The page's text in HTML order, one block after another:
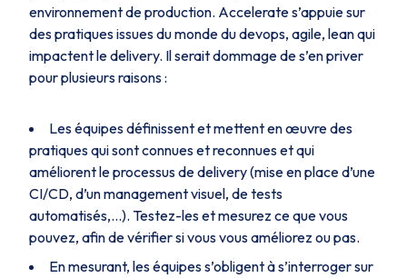
environnement de production. Accelerate s’appuie sur
des pratiques issues du monde du devops, agile, lean qui
impactent le delivery. Il serait dommage de s’en priver
pour plusieurs raisons :
Les équipes définissent et mettent en œuvre des
pratiques qui sont connues et reconnues et qui
améliorent le processus de delivery (mise en place d’une
CI/CD, d’un management visuel, de tests
automatisés,...). Testez-les et mesurez ce que vous
pouvez, afin de vérifier si vous vous améliorez ou pas.
En mesurant, les équipes s’obligent à s’interroger sur